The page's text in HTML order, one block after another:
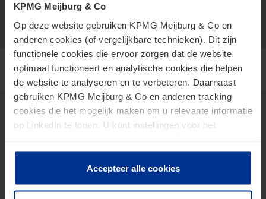
KPMG Meijburg & Co
Op deze website gebruiken KPMG Meijburg & Co en
anderen cookies (of vergelijkbare technieken). Dit zijn
functionele cookies die ervoor zorgen dat de website
optimaal functioneert en analytische cookies die helpen
de website te analyseren en te verbeteren. Daarnaast
gebruiken KPMG Meijburg & Co en anderen tracking
cookies die het mogelijk maken om u relevante informatie
op LinkedIn te tonen. U kunt instellingen voor het
te klikken. Als u op “Accepteer alle cookies” klikt, geeft u
toestemming voor het gebruik van alle cookies. Deze
toestemming kunt u altijd weer intrekken.
Accepteer alle cookies
Future of Tax